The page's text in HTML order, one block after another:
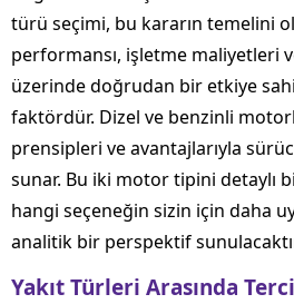
türü seçimi, bu kararın temelini
performansı, işletme maliyetleri
üzerinde doğrudan bir etkiye
faktördür. Dizel ve benzinli
prensipleri ve avantajlarıyla
sunar. Bu iki motor tipini detaylı
hangi seçeneğin sizin için daha
analitik bir perspektif
Yakıt Türleri Arasında